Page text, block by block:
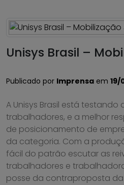
Unisys Brasil –
Publicado por Imprensa em 19/
A Unisys Brasil está
trabalhadores, e a melhor
de posicionamento de
da categoria. Com a
fácil do patrão escutar as
trabalhadores e
posse da contraproposta